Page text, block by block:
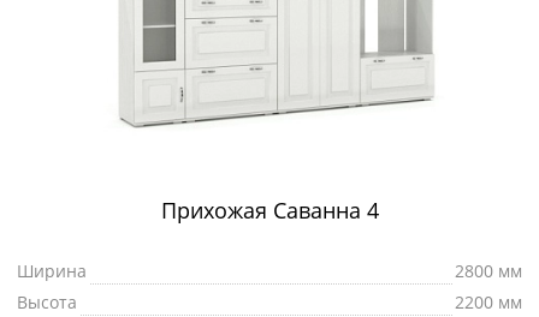
Прихожая Саванна 4
Ширина
2800 мм
Высота
2200 мм